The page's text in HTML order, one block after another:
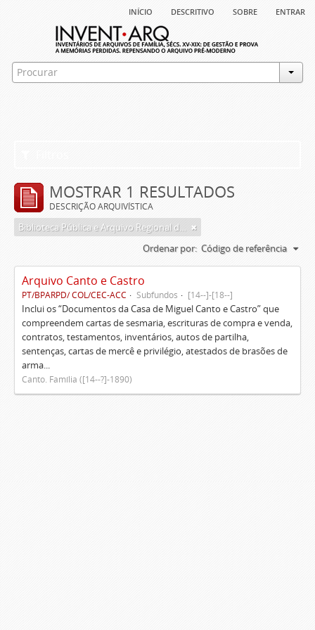
início descritivo sobre entrar
MOSTRAR 1 RESULTADOS
DESCRIÇÃO ARQUIVÍSTICA
Biblioteca Pública e Arquivo Regional de Ponta Delgada
Ordenar por: Código de referência
Arquivo Canto e Castro
PT/BPARPD/ COL/CEC-ACC Subfundos [14--]-[18--]
Inclui os “Documentos da Casa de Miguel Canto e Castro” que
compreendem cartas de sesmaria, escrituras de compra e venda,
contratos, testamentos, inventários, autos de partilha,
sentenças, cartas de mercê e privilégio, atestados de brasões de
arma...
Canto. Família ([14--?]-1890)